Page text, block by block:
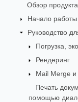
Обзор продукта
Начало работы
Руководство
Погрузка,
Рендеринг
Mail Merge и
Печать
помощью